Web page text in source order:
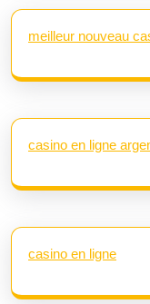
meilleur nouveau
casino en ligne
casino en ligne